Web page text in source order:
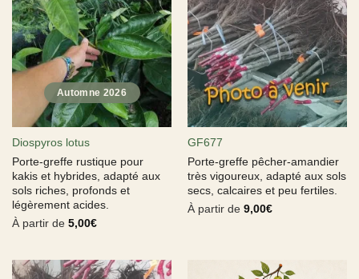
Diospyros lotus
Porte-greffe rustique pour
kakis et hybrides, adapté aux
sols riches, profonds et
légèrement acides.
À partir de 5,00€
GF677
Porte-greffe pêcher-amandier
très vigoureux, adapté aux sols
secs, calcaires et peu fertiles.
À partir de 9,00€